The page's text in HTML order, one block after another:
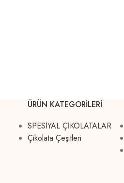
ÜRÜN KATEGORILERI
SPESİYAL ÇİKOLATALAR
Çikolata Çeşitleri